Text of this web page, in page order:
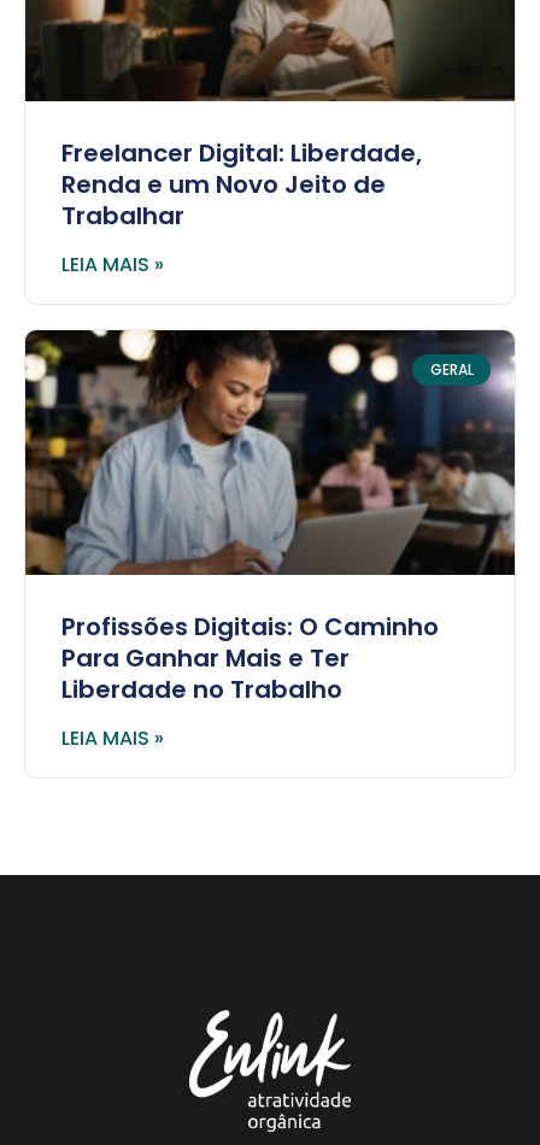
Freelancer Digital: Liberdade,
Renda e um Novo Jeito de
Trabalhar
LEIA MAIS »
GERAL
Profissões Digitais: O Caminho
Para Ganhar Mais e Ter
Liberdade no Trabalho
LEIA MAIS »